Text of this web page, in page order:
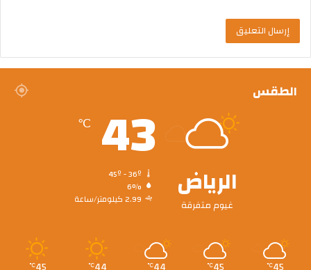
الطقس
الرياض
غيوم متفرقة
43
℃
6%
2.99 كيلومتر/ساعة
℃
℃
℃
℃
℃